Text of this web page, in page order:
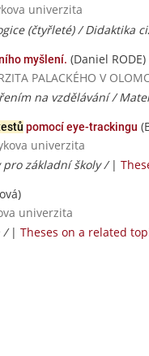
univerzita
(čtyřleté) / Didaktika
myšlení. (Daniel RODE)
PALACKÉHO V
na vzdělávání /
pomocí eye-trackingu
univerzita
pro základní školy / |
univerzita
/ | Theses on a related